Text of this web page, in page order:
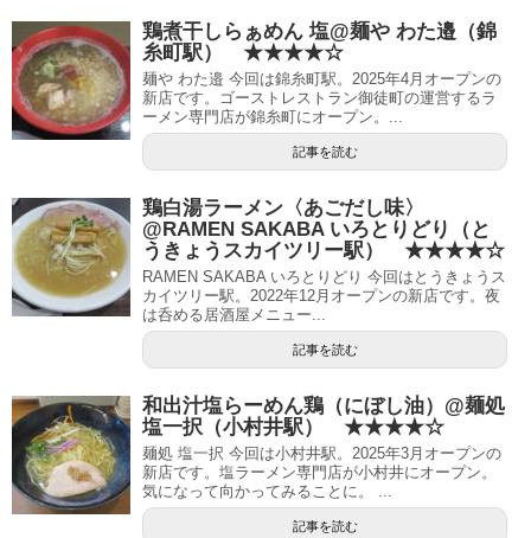
鶏煮干しらぁめん 塩@麺や わた邉（錦
糸町駅） ★★★★☆
麺や わた邉 今回は錦糸町駅。2025年4月オープンの
新店です。ゴーストレストラン御徒町の運営するラ
ーメン専門店が錦糸町にオープン。...
記事を読む
鶏白湯ラーメン〈あごだし味〉
@RAMEN SAKABA いろとりどり（と
うきょうスカイツリー駅） ★★★★☆
RAMEN SAKABA いろとりどり 今回はとうきょうス
カイツリー駅。2022年12月オープンの新店です。夜
は呑める居酒屋メニュー...
記事を読む
和出汁塩らーめん鶏（にぼし油）@麺処
塩一択（小村井駅） ★★★★☆
麺処 塩一択 今回は小村井駅。2025年3月オープンの
新店です。塩ラーメン専門店が小村井にオープン。
気になって向かってみることに。 ...
記事を読む